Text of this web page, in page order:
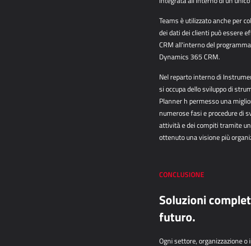
Teams è utilizzato anche per
dei dati dei clienti può essere
CRM all'interno del
Dynamics 365 CRM.
Nel reparto interno di
si occupa dello sviluppo di
Planner h permesso una
numerose fasi e procedure di
attività e dei compiti tramite
ottenuto una visione più
CONCLUSIONE
Soluzioni
futuro.
Ogni settore, organizzazione